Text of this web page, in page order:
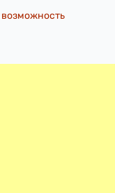
возможность